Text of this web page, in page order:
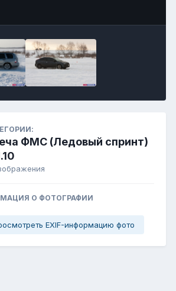
ФМС (Ледовый спринт)
О ФОТОГРАФИИ
EXIF-информацию фото